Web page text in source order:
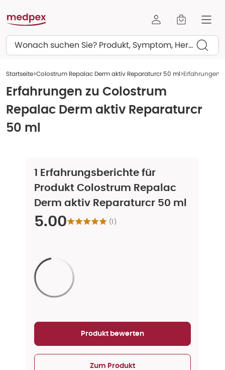
Suchen
Startseite Colostrum Repalac Derm aktiv Reparaturcr 50 ml Erfahrungen
Erfahrungen zu Colostrum
Repalac Derm aktiv Reparaturcr
50 ml
1
Erfahrungsberichte für
Produkt Colostrum Repalac
Derm aktiv Reparaturcr 50 ml
5.00 (1)
Aktualisieren...
Produkt bewerten
Zum Produkt